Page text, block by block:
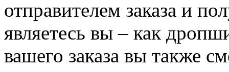
отправителем заказа и
являетесь вы – как
вашего заказа вы также